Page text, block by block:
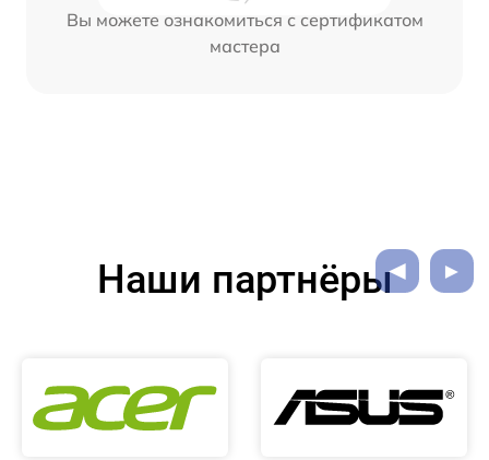
Вы можете ознакомиться с сертификатом
мастера
Наши партнёры